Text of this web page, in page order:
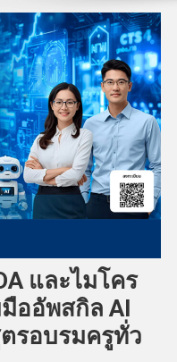
และไมโคร
ออัพสกิล AI
รอบรมครูทั่ว